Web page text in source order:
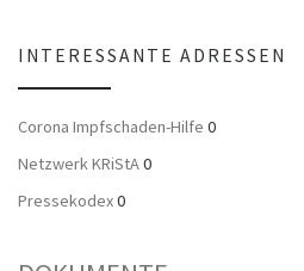
INTERESSANTE ADRESSEN
Corona Impfschaden-Hilfe 0
Netzwerk KRiStA0
Pressekodex0